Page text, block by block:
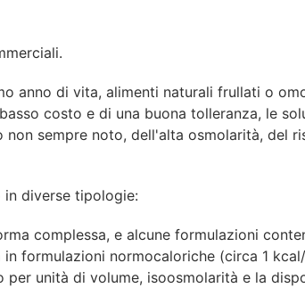
anno di vita, alimenti naturali frullati o
costo e di una buona tolleranza, le
sempre noto, dell'alta osmolarità, del
in diverse tipologie:
complessa, e alcune formulazioni
formulazioni normocaloriche (circa 1
unità di volume, isoosmolarità e la